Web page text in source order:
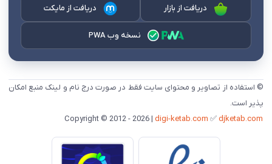
دریافت از بازار دریافت از مایکت
نسخه وب PWA
© استفاده از تصاویر و محتوای سایت فقط در صورت درج نام و لینک منبع امکان
پذیر است.
digi-ketab.com ✅djketab.com